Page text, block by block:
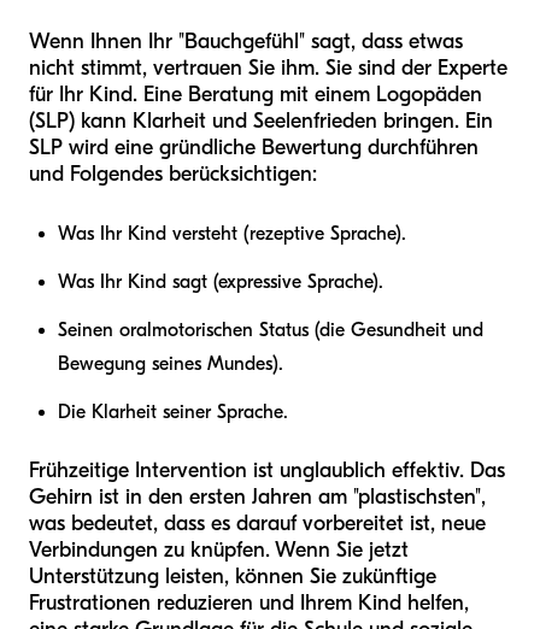
Wenn Ihnen Ihr "Bauchgefühl" sagt, dass etwas
nicht stimmt, vertrauen Sie ihm. Sie sind der Experte
für Ihr Kind. Eine Beratung mit einem Logopäden
(SLP) kann Klarheit und Seelenfrieden bringen. Ein
SLP wird eine gründliche Bewertung durchführen
und Folgendes berücksichtigen:
Was Ihr Kind versteht (rezeptive Sprache).
Was Ihr Kind sagt (expressive Sprache).
Seinen oralmotorischen Status (die Gesundheit und
Bewegung seines Mundes).
Die Klarheit seiner Sprache.
Frühzeitige Intervention ist unglaublich effektiv. Das
Gehirn ist in den ersten Jahren am "plastischsten",
was bedeutet, dass es darauf vorbereitet ist, neue
Verbindungen zu knüpfen. Wenn Sie jetzt
Unterstützung leisten, können Sie zukünftige
Frustrationen reduzieren und Ihrem Kind helfen,